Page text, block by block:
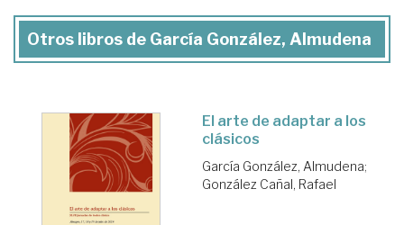
Otros libros de García González, Almudena
El arte de adaptar a los
clásicos
García González, Almudena;
González Cañal, Rafael